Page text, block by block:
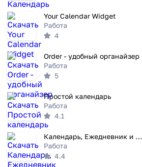
Your Calendar Widget
Работа
4
Order - удобный органайзер
Работа
5
Простой календарь
Работа
4.1
Календарь, Ежедневник и Планер
Работа
4.4